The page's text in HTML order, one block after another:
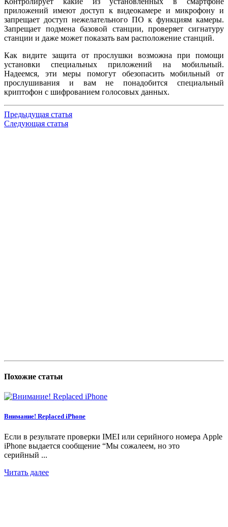
приложений имеют доступ к видеокамере и микрофону и
запрещает доступ нежелательного ПО к функциям камеры.
Запрещает подмена базовой станции, проверяет сигнатуру
станции и даже может показать вам расположение станций.
Как видите защита от прослушки возможна при помощи
установки специальных приложений на мобильный.
Надеемся, эти меры помогут обезопасить мобильный от
прослушивания и вам не понадобится специальный
криптофон с шифрованием голосовых данных.
Предыдущая статья
Следующая статья
Похожие статьи
Внимание! Replaced iPhone
Если в результате проверки IMEI или серийного номера Apple
iPhone выдается сообщение “Мы сожалеем, но это
серийный ...
Читать далее